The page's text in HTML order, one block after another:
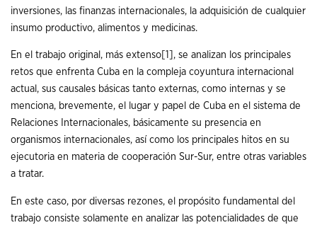
inversiones, las finanzas internacionales, la adquisición de cualquier
insumo productivo, alimentos y medicinas.
En el trabajo original, más extenso [1] , se analizan los principales
retos que enfrenta Cuba en la compleja coyuntura internacional
actual, sus causales básicas tanto externas, como internas y se
menciona, brevemente, el lugar y papel de Cuba en el sistema de
Relaciones Internacionales, básicamente su presencia en
organismos internacionales, así como los principales hitos en su
ejecutoria en materia de cooperación Sur-Sur, entre otras variables
a tratar.
En este caso, por diversas rezones, el propósito fundamental del
trabajo consiste solamente en analizar las potencialidades de que